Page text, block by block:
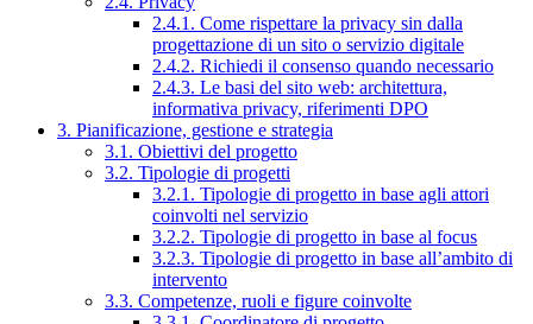
2.4.1. Come rispettare la privacy sin dalla
progettazione di un sito o servizio digitale
2.4.2. Richiedi il consenso quando necessario
2.4.3. Le basi del sito web: architettura,
informativa privacy, riferimenti DPO
3. Pianificazione, gestione e strategia
3.1. Obiettivi del progetto
3.2. Tipologie di progetti
3.2.1. Tipologie di progetto in base agli attori
coinvolti nel servizio
3.2.2. Tipologie di progetto in base al focus
3.2.3. Tipologie di progetto in base all’ambito di
intervento
3.3. Competenze, ruoli e figure coinvolte